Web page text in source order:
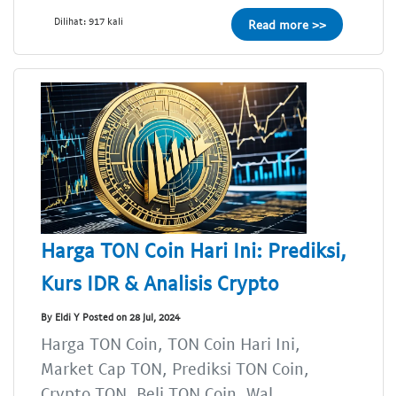
Dilihat: 917 kali Read more >>
Harga TON Coin Hari Ini: Prediksi,
Kurs IDR & Analisis Crypto
By Eldi Y Posted on 28 Jul, 2024
Harga TON Coin, TON Coin Hari Ini,
Market Cap TON, Prediksi TON Coin,